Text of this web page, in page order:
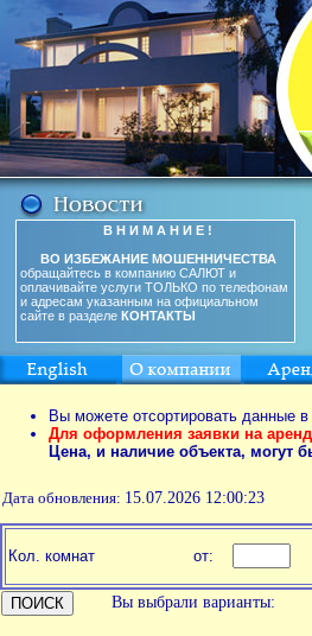
В Н И М А Н И Е !
ВО ИЗБЕЖАНИЕ МОШЕННИЧЕСТВА
обращайтесь в компанию САЛЮТ и
оплачивайте услуги ТОЛЬКО по телефонам
и адресам указанным на официальном
сайте в разделе КОНТАКТЫ
Вы можете отсортировать данные
Для оформления заявки на
Цена, и наличие объекта, могут
Дата обновления: 15.07.2026 12:00:23
Кол. комнат от:
Вы выбрали варианты: